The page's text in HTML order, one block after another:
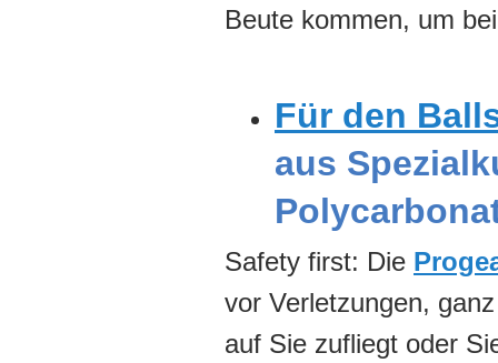
Beute kommen, um
Für den
aus
Safety first: Die
vor Verletzungen,
auf Sie zufliegt oder